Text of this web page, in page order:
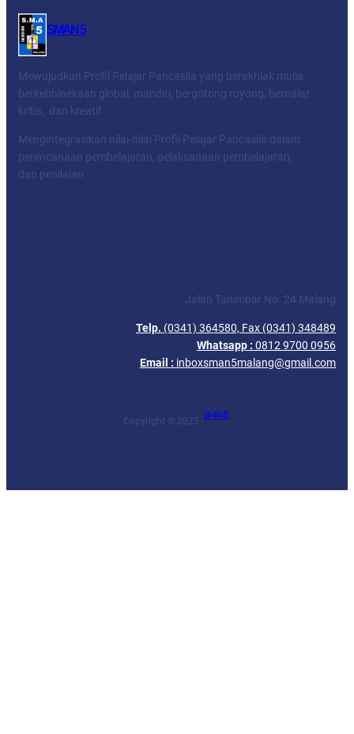
SMAN 5
Mewujudkan Profil Pelajar Pancasila yang berakhlak mulia,
berkebhinekaan global, mandiri, bergotong royong, bernalar
kritis, dan kreatif
Mengintegrasikan nilai-nilai Profil Pelajar Pancasila dalam
perencanaan pembelajaran, pelaksanaan pembelajaran,
dan penilaian
Jalan Tanimbar No. 24 Malang
Telp. (0341) 364580, Fax (0341) 348489
Whatsapp : 0812 9700 0956
Email : inboxsman5malang@gmail.com
Copyright © 2025 ·SMAN 5·